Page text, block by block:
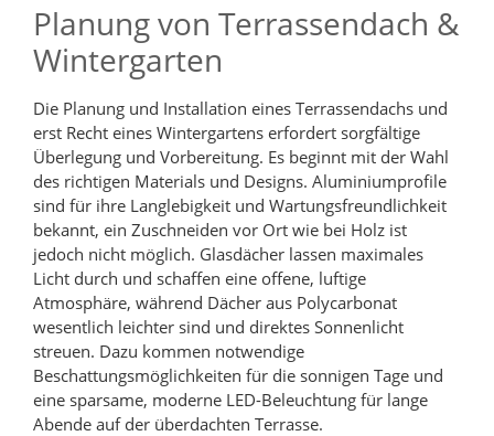
Planung von Terrassendach &
Wintergarten
Die Planung und Installation eines Terrassendachs und
erst Recht eines Wintergartens erfordert sorgfältige
Überlegung und Vorbereitung. Es beginnt mit der Wahl
des richtigen Materials und Designs. Aluminiumprofile
sind für ihre Langlebigkeit und Wartungsfreundlichkeit
bekannt, ein Zuschneiden vor Ort wie bei Holz ist
jedoch nicht möglich. Glasdächer lassen maximales
Licht durch und schaffen eine offene, luftige
Atmosphäre, während Dächer aus Polycarbonat
wesentlich leichter sind und direktes Sonnenlicht
streuen. Dazu kommen notwendige
Beschattungsmöglichkeiten für die sonnigen Tage und
eine sparsame, moderne LED-Beleuchtung für lange
Abende auf der überdachten Terrasse.